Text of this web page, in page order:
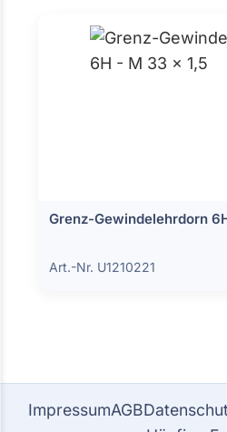
Grenz-Gewindelehrdorn
Art.-Nr. U1210221
ImpressumAGB